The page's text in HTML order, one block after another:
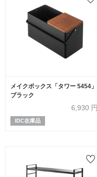
メイクボックス「タワー 5454」
ブラック
6,930 円
IDC在庫品